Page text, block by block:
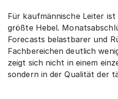
Für kaufmännische Leiter
größte Hebel.
Forecasts belastbarer und
Fachbereichen deutlich
zeigt sich nicht in einem
sondern in der Qualität der